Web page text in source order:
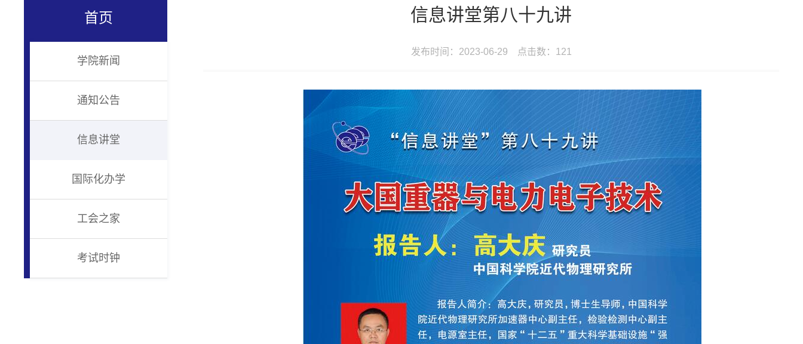
首页
学院新闻
通知公告
信息讲堂
国际化办学
工会之家
考试时钟
信息讲堂第八十九讲
发布时间：2023-06-29 点击数： 121